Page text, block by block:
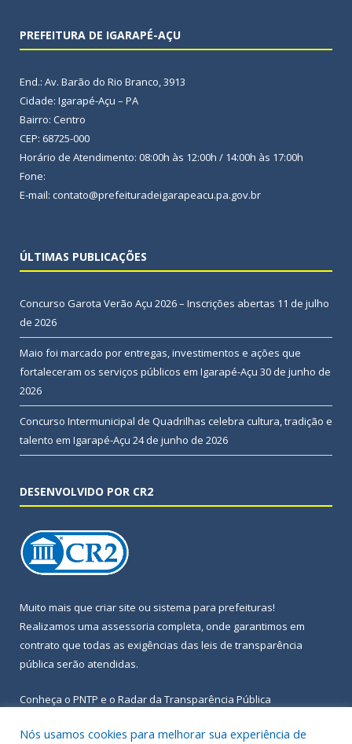
PREFEITURA DE IGARAPÉ-AÇU
End.: Av. Barão do Rio Branco, 3913
Cidade: Igarapé-Açu – PA
Bairro: Centro
CEP: 68725-000
Horário de Atendimento: 08:00h às 12:00h / 14:00h às 17:00h
Fone:
E-mail: contato@prefeituradeigarapeacu.pa.gov.br
ÚLTIMAS PUBLICAÇÕES
Concurso Garota Verão Açu 2026 – Inscrições abertas 11 de julho
de 2026
Maio foi marcado por entregas, investimentos e ações que
fortaleceram os serviços públicos em Igarapé-Açu 30 de junho de
2026
Concurso Intermunicipal de Quadrilhas celebra cultura, tradição e
talento em Igarapé-Açu 24 de junho de 2026
DESENVOLVIDO POR CR2
Muito mais que criar site ou sistema para prefeituras!
Realizamos uma assessoria completa, onde garantimos em
contrato que todas as exigências das leis de transparência
pública serão atendidas.
Conheça o PNTP e o Radar da Transparência Pública
Nós usamos cookies para melhorar sua experiência de